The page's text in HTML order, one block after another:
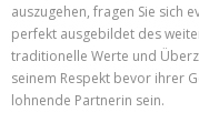
auszugehen, fragen Sie sich
perfekt ausgebildet des
traditionelle Werte und
seinem Respekt bevor ihrer
lohnende Partnerin sein.